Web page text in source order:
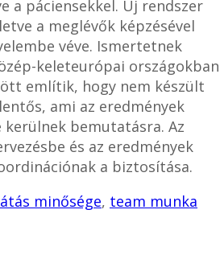
a páciensekkel. Új rendszer
a meglévők képzésével
véve. Ismertetnek
keleteurópai országokban
említik, hogy nem készült
ami az eredmények
bemutatásra. Az
és az eredmények
a biztosítása.
minősége, team munka